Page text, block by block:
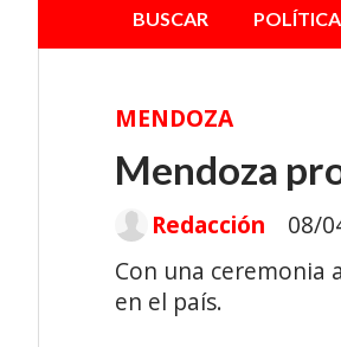
BUSCAR POLÍTICA
Mendoza
Con una ceremonia
en el país.
MENDOZA
08/
Redacción